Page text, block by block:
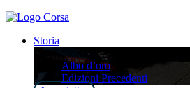
Storia
Storia
Albo d’oro
Edizioni Precedenti